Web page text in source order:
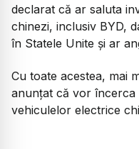
declarat că ar saluta
chinezi, inclusiv BYD,
în Statele Unite și ar
Cu toate acestea, mai
anunțat că vor
vehiculelor electrice